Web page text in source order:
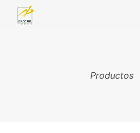
Productos